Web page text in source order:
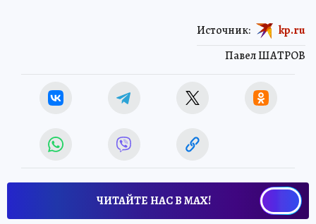
Павел ШАТРОВ
Источник: kp.ru
ЧИТАЙТЕ НАС В МАХ!